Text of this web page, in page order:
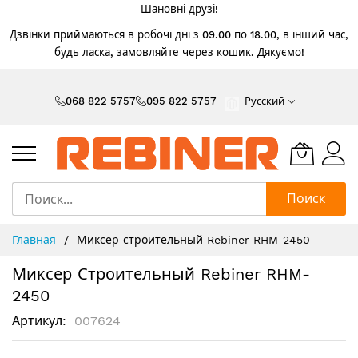
Шановні друзі!
Дзвінки приймаються в робочі дні з 09.00 по 18.00, в інший час,
будь ласка, замовляйте через кошик. Дякуємо!
068 822 5757 095 822 5757 Русский
Поиск
Главная Миксер строительный Rebiner RHM-2450
Миксер Строительный Rebiner RHM-
2450
Артикул 007624